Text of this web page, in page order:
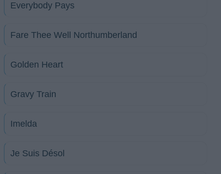
Everybody Pays
Fare Thee Well Northumberland
Golden Heart
Gravy Train
Imelda
Je Suis Désol